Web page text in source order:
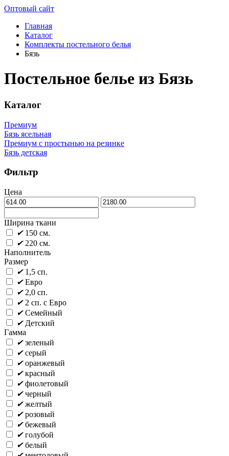
Оптовый сайт
Главная
Каталог
Комплекты постельного белья
Бязь
Постельное белье из Бязь
Каталог
Премиум
Бязь ясельная
Премиум с простынью на резинке
Бязь детская
Фильтр
Цена
Ширина ткани
✔ 150 см.
✔ 220 см.
Наполнитель
Размер
✔ 1,5 сп.
✔ Евро
✔ 2,0 сп.
✔ 2 сп. с Евро
✔ Семейный
✔ Детский
Гамма
✔ зеленый
✔ серый
✔ оранжевый
✔ красный
✔ фиолетовый
✔ черный
✔ желтый
✔ розовый
✔ бежевый
✔ голубой
✔ белый